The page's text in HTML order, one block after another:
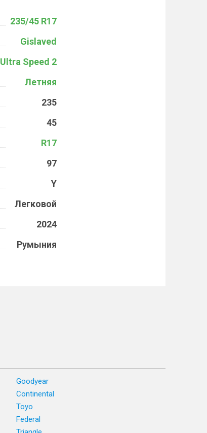
235/45 R17
Gislaved
Ultra Speed 2
Летняя
235
45
R17
97
Y
Легковой
2024
Румыния
Goodyear
Continental
Toyo
Federal